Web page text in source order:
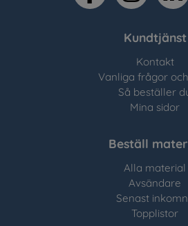
Kundtjänst
Kontakt
Vanliga frågor
Så beställer
Mina sidor
Beställ
Alla material
Avsändare
Senast
Topplistor